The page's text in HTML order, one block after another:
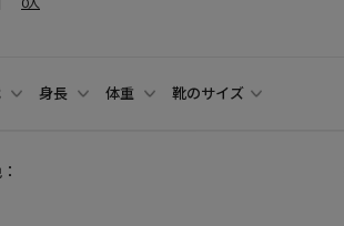
身長 体重 靴のサイズ